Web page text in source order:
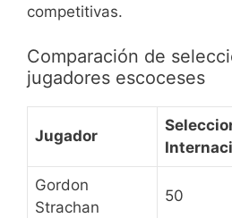
competitivas.
Comparación de
jugadores escoceses
Jugador
Gordon
Strachan
50